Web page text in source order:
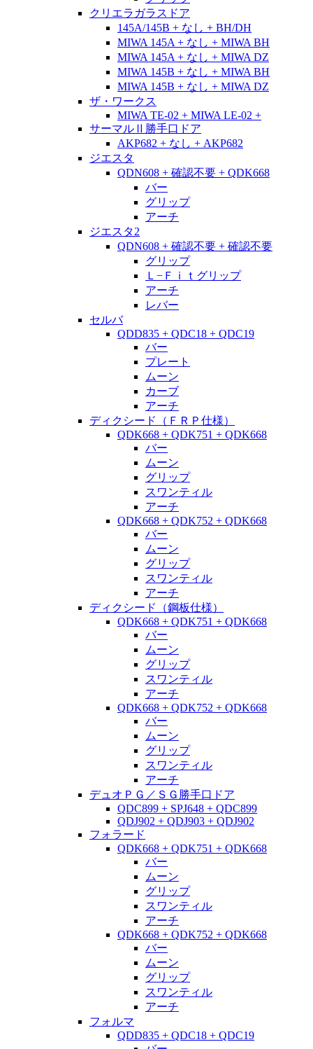
クリエラガラスドア
145A/145B + なし + BH/DH
MIWA 145A + なし + MIWA BH
MIWA 145A + なし + MIWA DZ
MIWA 145B + なし + MIWA BH
MIWA 145B + なし + MIWA DZ
ザ・ワークス
MIWA TE-02 + MIWA LE-02 +
サーマルⅡ勝手口ドア
AKP682 + なし + AKP682
ジエスタ
QDN608 + 確認不要 + QDK668
バー
グリップ
アーチ
ジエスタ2
QDN608 + 確認不要 + 確認不要
グリップ
Ｌ−Ｆｉｔグリップ
アーチ
レバー
セルバ
QDD835 + QDC18 + QDC19
バー
プレート
ムーン
カーブ
アーチ
ディクシード（ＦＲＰ仕様）
QDK668 + QDK751 + QDK668
バー
ムーン
グリップ
スワンティル
アーチ
QDK668 + QDK752 + QDK668
バー
ムーン
グリップ
スワンティル
アーチ
ディクシード（鋼板仕様）
QDK668 + QDK751 + QDK668
バー
ムーン
グリップ
スワンティル
アーチ
QDK668 + QDK752 + QDK668
バー
ムーン
グリップ
スワンティル
アーチ
デュオＰＧ／ＳＧ勝手口ドア
QDC899 + SPJ648 + QDC899
QDJ902 + QDJ903 + QDJ902
フォラード
QDK668 + QDK751 + QDK668
バー
ムーン
グリップ
スワンティル
アーチ
QDK668 + QDK752 + QDK668
バー
ムーン
グリップ
スワンティル
アーチ
フォルマ
QDD835 + QDC18 + QDC19